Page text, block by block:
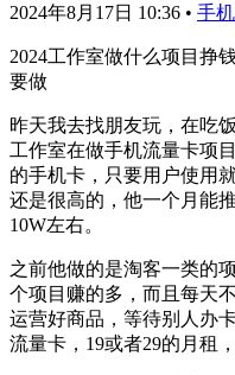
2024年8月17日 10:36 • 手
2024工作室做什么项目挣
要做
昨天我去找朋友玩，在吃
工作室在做手机流量卡项
的手机卡，只要用户使用
还是很高的，他一个月能
10W左右。
之前他做的是淘客一类的
个项目赚的多，而且每天
运营好商品，等待别人办
流量卡，19或者29的月租